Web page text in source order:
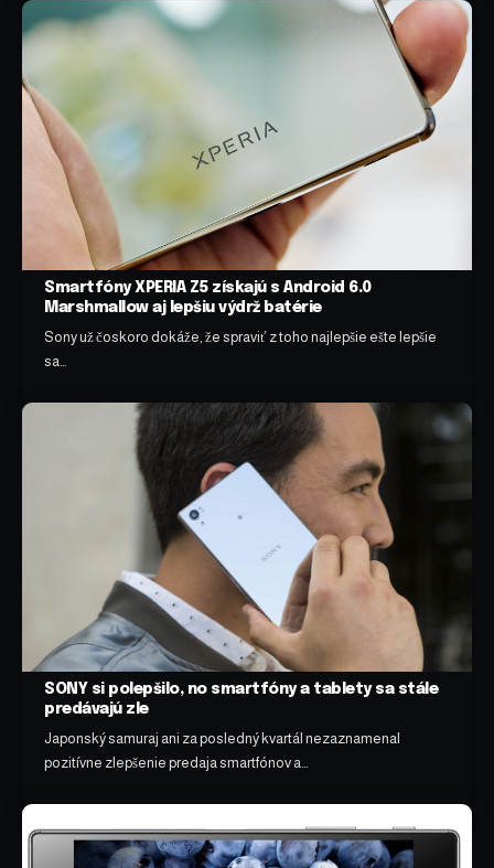
Smartfóny XPERIA Z5 získajú s Android 6.0
Marshmallow aj lepšiu výdrž batérie
Sony už čoskoro dokáže, že spraviť z toho najlepšie ešte lepšie
sa…
SONY si polepšilo, no smartfóny a tablety sa stále
predávajú zle
Japonský samuraj ani za posledný kvartál nezaznamenal
pozitívne zlepšenie predaja smartfónov a…